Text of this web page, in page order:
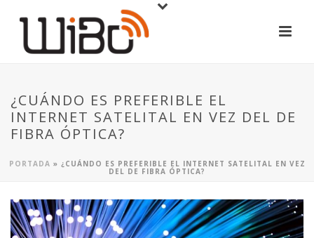
¿CUÁNDO ES PREFERIBLE EL
INTERNET SATELITAL EN VEZ DEL DE
FIBRA ÓPTICA?
PORTADA » ¿CUÁNDO ES PREFERIBLE EL INTERNET SATELITAL EN VEZ
DEL DE FIBRA ÓPTICA?